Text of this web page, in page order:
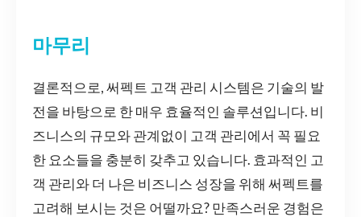
마무리
결론적으로, 써펙트 고객 관리 시스템은 기술의 발
전을 바탕으로 한 매우 효율적인 솔루션입니다. 비
즈니스의 규모와 관계없이 고객 관리에서 꼭 필요
한 요소들을 충분히 갖추고 있습니다. 효과적인 고
객 관리와 더 나은 비즈니스 성장을 위해 써펙트를
고려해 보시는 것은 어떨까요? 만족스러운 경험은